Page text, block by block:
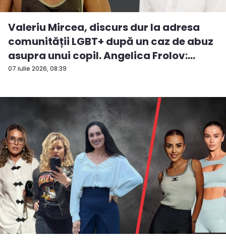
07 iulie 2026, 08:39
Valeriu Mircea, discurs dur la adresa
comunității LGBT+ după un caz de abuz
asupra unui copil. Angelica Frolov:
„Cum...